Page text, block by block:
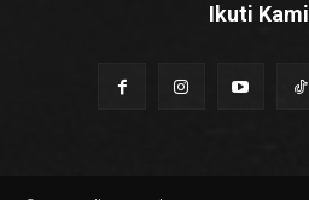
Ikuti